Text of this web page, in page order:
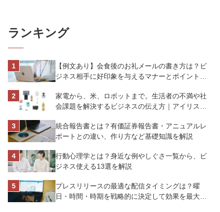
ランキング
【例文あり】会食後のお礼メールの書き方は？ビ
ジネス相手に好印象を与えるマナーとポイントを
家電から、米、ロボットまで。生活者の不満や社
会課題を解決するビジネスの伝え方｜アイリスオ
統合報告書とは？有価証券報告書・アニュアルレ
ポートとの違い、作り方など基礎知識を解説
行動心理学とは？身近な例やしぐさ一覧から、ビ
ジネス使える13選を解説
プレスリリースの最適な配信タイミングは？曜
日・時間・時期を戦略的に決定して効果を最大化